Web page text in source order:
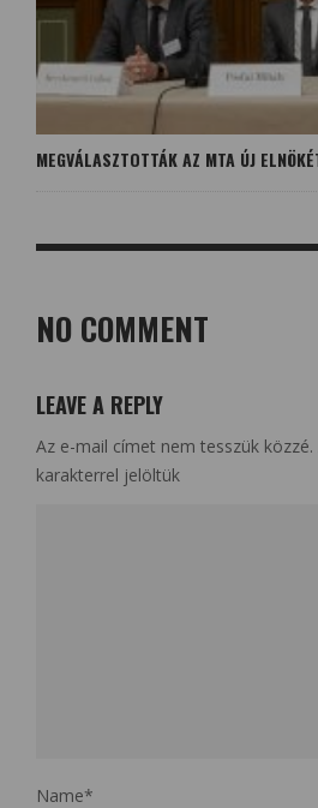
MEGVÁLASZTOTTÁK AZ MTA ÚJ
NO COMMENT
LEAVE A REPLY
Az e-mail címet nem tesszük közzé.
karakterrel jelöltük
Name*